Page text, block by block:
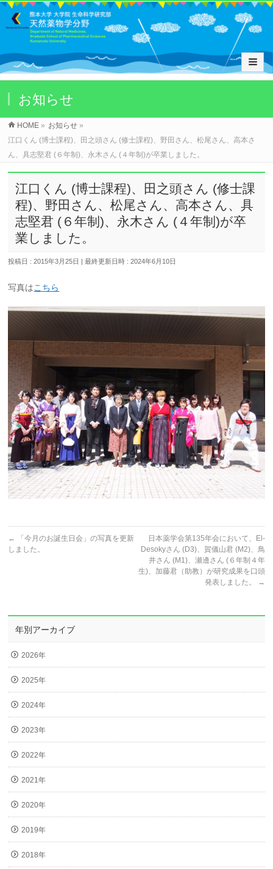
お知らせ
HOME » お知らせ »
江口くん (博士課程)、田之頭さん (修士課程)、野田さん、松尾さん、高本さ
ん、具志堅君 (６年制)、永木さん (４年制)が卒業しました。
江口くん (博士課程)、田之頭さん (修士課
程)、野田さん、松尾さん、高本さん、具
志堅君 (６年制)、永木さん (４年制)が卒
業しました。
投稿日 : 2015年3月25日 最終更新日時 : 2024年6月10日
写真はこちら
←
「今月のお誕生日会」の写真を更新
しました。
日本薬学会第135年会において、El-
Desokyさん (D3)、賀儀山君 (M2)、鳥
井さん (M1)、瀬邊さん (６年制４年
生)、加藤君（助教）が研究成果を口頭
発表しました。
→
年別アーカイブ
2026年
2025年
2024年
2023年
2022年
2021年
2020年
2019年
2018年